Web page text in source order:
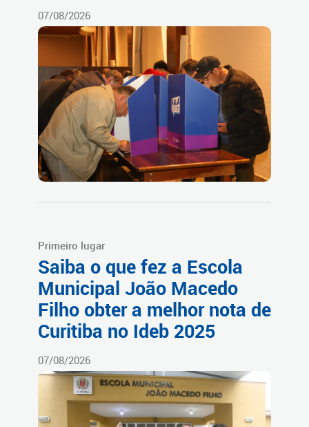
07/08/2026
Primeiro lugar
Saiba o que fez a Escola
Municipal João Macedo
Filho obter a melhor nota de
Curitiba no Ideb 2025
07/08/2026